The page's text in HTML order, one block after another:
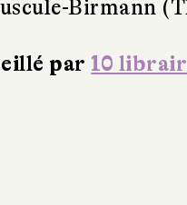
Birmann
par 10